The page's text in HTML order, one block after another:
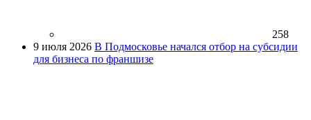
258
9 июля 2026 В Подмосковье начался отбор на субсидии
для бизнеса по франшизе